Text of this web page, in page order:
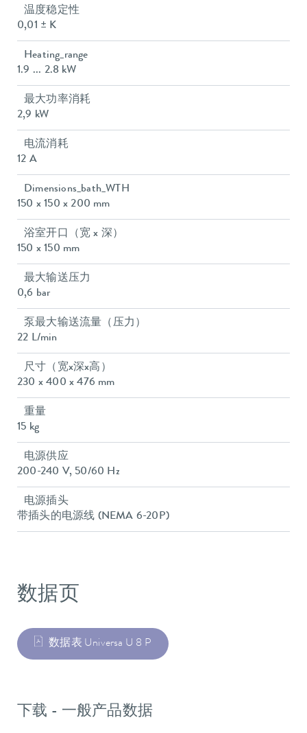
温度稳定性
0,01 ± K
Heating_range
1.9 ... 2.8 kW
最大功率消耗
2,9 kW
电流消耗
12 A
Dimensions_bath_WTH
150 x 150 x 200 mm
浴室开口（宽 x 深）
150 x 150 mm
最大输送压力
0,6 bar
泵最大输送流量（压力）
22 L/min
尺寸（宽x深x高）
230 x 400 x 476 mm
重量
15 kg
电源供应
200-240 V, 50/60 Hz
电源插头
带插头的电源线 (NEMA 6-20P)
数据页
数据表 Universa U 8 P
下载 - 一般产品数据